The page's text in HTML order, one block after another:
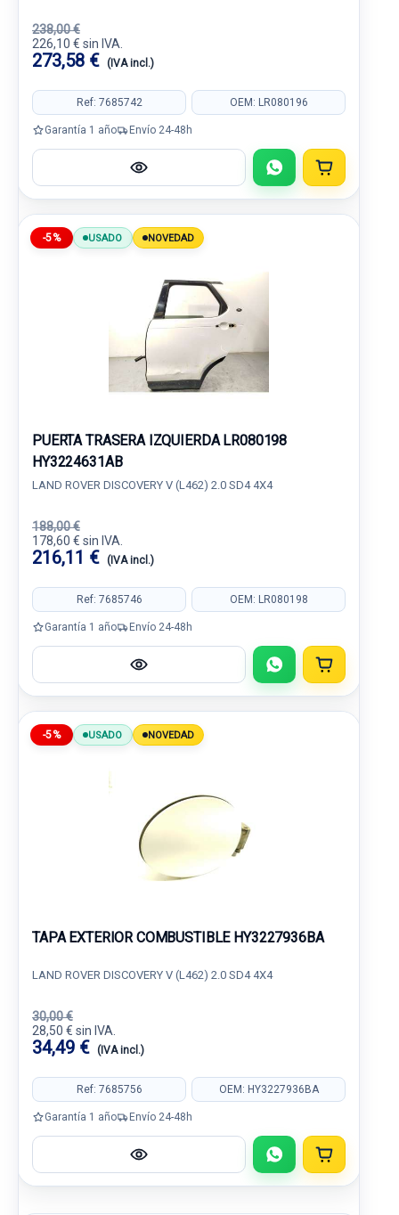
238,00 €
226,10 € sin IVA.
273,58 € (IVA incl.)
Ref: 7685742 OEM: LR080196
Garantía 1 año Envío 24-48h
-5% USADO NOVEDAD
PUERTA TRASERA IZQUIERDA LR080198
HY3224631AB
LAND ROVER DISCOVERY V (L462) 2.0 SD4 4X4
188,00 €
178,60 € sin IVA.
216,11 € (IVA incl.)
Ref: 7685746 OEM: LR080198
Garantía 1 año Envío 24-48h
-5% USADO NOVEDAD
TAPA EXTERIOR COMBUSTIBLE HY3227936BA
LAND ROVER DISCOVERY V (L462) 2.0 SD4 4X4
30,00 €
28,50 € sin IVA.
34,49 € (IVA incl.)
Ref: 7685756 OEM: HY3227936BA
Garantía 1 año Envío 24-48h